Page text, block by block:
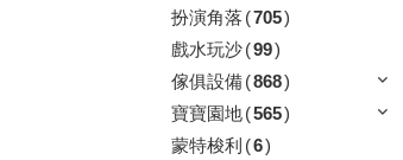
扮演角落 (705)
戲水玩沙(99)
傢俱設備(868)
寶寶園地(565)
蒙特梭利 (6)